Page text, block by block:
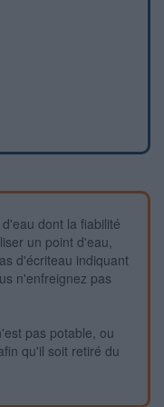
dont la fiabilité
un point d'eau,
d'écriteau indiquant
n'enfreignez pas
pas potable, ou
qu'il soit retiré du